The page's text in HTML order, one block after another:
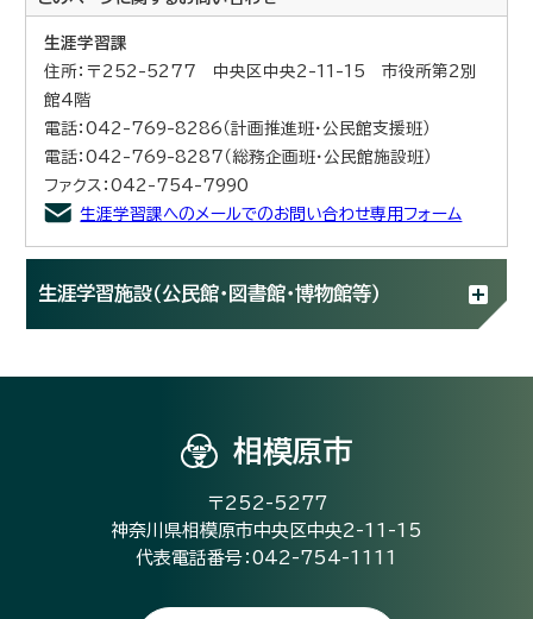
生涯学習課
住所：〒252-5277 中央区中央2-11-15 市役所第2別
館4階
電話：042-769-8286（計画推進班・公民館支援班）
電話：042-769-8287（総務企画班・公民館施設班）
ファクス：042-754-7990
生涯学習課へのメールでのお問い合わせ専用フォーム
生涯学習施設（公民館・図書館・博物館等）
相模原市
〒252-5277
神奈川県相模原市中央区中央2-11-15
代表電話番号：042-754-1111